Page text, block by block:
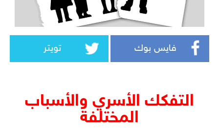
فايس بوك تويتر
التفكك الأسري والأسباب
المختلفة